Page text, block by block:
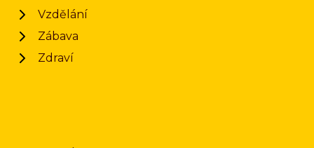
Vzdělání
Zábava
Zdraví